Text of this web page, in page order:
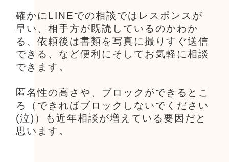
確かにLINEでの相談ではレスポンスが
早い、相手方が既読しているのかわか
る、依頼後は書類を写真に撮りすぐ送信
できる、など便利にそしてお気軽に相談
できます。
匿名性の高さや、ブロックができるとこ
ろ（できればブロックしないでください
(泣)）も近年相談が増えている要因だと
思います。